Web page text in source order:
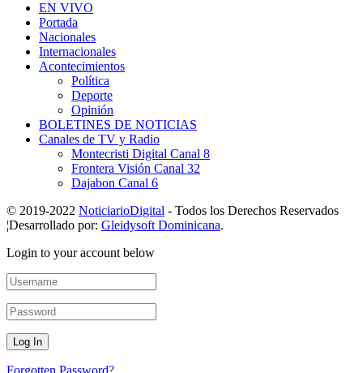
EN VIVO
Portada
Nacionales
Internacionales
Acontecimientos
Política
Deporte
Opinión
BOLETINES DE NOTICIAS
Canales de TV y Radio
Montecristi Digital Canal 8
Frontera Visión Canal 32
Dajabon Canal 6
© 2019-2022 NoticiarioDigital - Todos los Derechos Reservados
¦Desarrollado por: Gleidysoft Dominicana.
Login to your account below